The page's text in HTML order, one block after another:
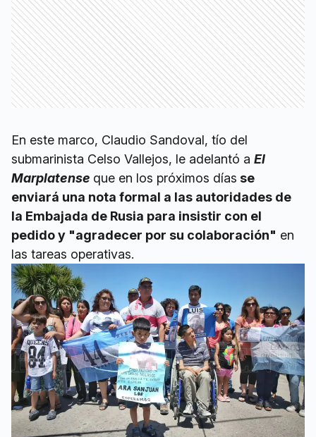
En este marco, Claudio Sandoval, tío del
submarinista Celso Vallejos, le adelantó a El
Marplatense que en los próximos días se
enviará una nota formal a las autoridades de
la Embajada de Rusia para insistir con el
pedido y "agradecer por su colaboración" en
las tareas operativas.